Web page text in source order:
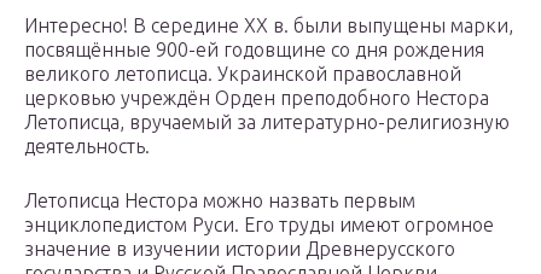
Интересно! В середине XX в. были выпущены марки,
посвящённые 900-ей годовщине со дня рождения
великого летописца. Украинской православной
церковью учреждён Орден преподобного Нестора
Летописца, вручаемый за литературно-религиозную
деятельность.
Летописца Нестора можно назвать первым
энциклопедистом Руси. Его труды имеют огромное
значение в изучении истории Древнерусского